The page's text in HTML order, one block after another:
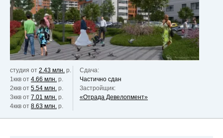
студия от 2.43 млн. р.
1ккв от 4.66 млн. р.
2ккв от 5.54 млн. р.
3ккв от 7.01 млн. р.
4ккв от 8.63 млн. р.
Сдача:
Частично сдан
Застройщик:
«Отрада Девелопмент»